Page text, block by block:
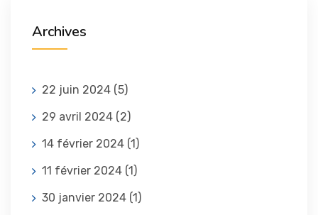
Archives
22 juin 2024 (5)
29 avril 2024 (2)
14 février 2024 (1)
11 février 2024 (1)
30 janvier 2024 (1)